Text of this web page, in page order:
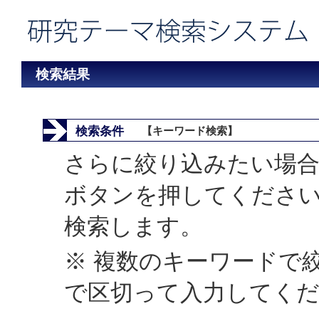
検索結果
検索条件 【キーワード検索】
さらに絞り込みたい場
ボタンを押してくださ
検索します。
※ 複数のキーワードで
で区切って入力してく